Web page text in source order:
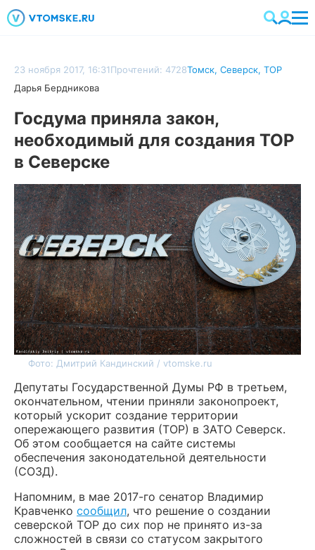
23 ноября 2017, 16:31Прочтений: 4728Томск, Северск, ТОР
Дарья Бердникова
Госдума приняла закон,
необходимый для создания ТОР
в Северске
Фото: Дмитрий Кандинский / vtomske.ru
Депутаты Государственной Думы РФ в третьем,
окончательном, чтении приняли законопроект,
который ускорит создание территории
опережающего развития (ТОР) в ЗАТО Северск.
Об этом сообщается на сайте системы
обеспечения законодательной деятельности
(СОЗД).
Напомним, в мае 2017-го сенатор Владимир
Кравченко сообщил, что решение о создании
северской ТОР до сих пор не принято из-за
сложностей в связи со статусом закрытого